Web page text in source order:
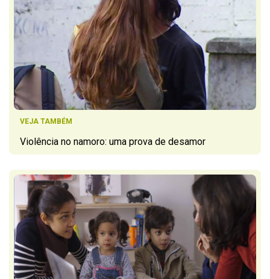
VEJA TAMBÉM
Violência no namoro: uma prova de desamor